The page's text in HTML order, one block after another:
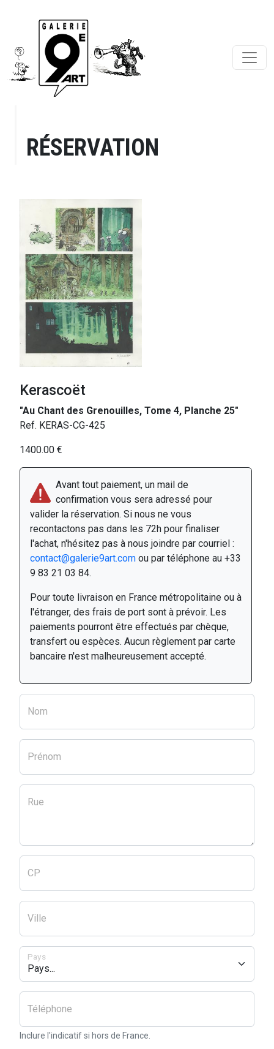
RÉSERVATION
Kerascoët
"Au Chant des Grenouilles, Tome 4, Planche 25"
Ref. KERAS-CG-425
1400.00 €
Avant tout paiement, un mail de
confirmation vous sera adressé pour
valider la réservation. Si nous ne vous
recontactons pas dans les 72h pour finaliser
l'achat, n'hésitez pas à nous joindre par courriel :
contact@galerie9art.com ou par téléphone au +33
9 83 21 03 84.
Pour toute livraison en France métropolitaine ou à
l'étranger, des frais de port sont à prévoir. Les
paiements pourront être effectués par chèque,
transfert ou espèces. Aucun règlement par carte
bancaire n'est malheureusement accepté.
Nom
Prénom
Rue
CP
Ville
Pays
Téléphone
Inclure l'indicatif si hors de France.